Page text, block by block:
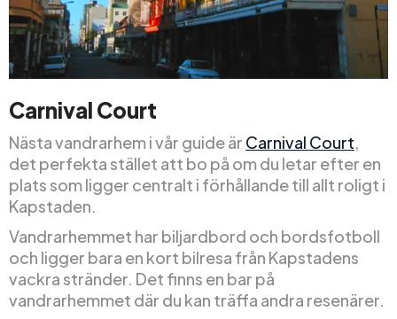
Carnival Court
Nästa vandrarhem i vår guide är Carnival Court,
det perfekta stället att bo på om du letar efter en
plats som ligger centralt i förhållande till allt roligt i
Kapstaden.
Vandrarhemmet har biljardbord och bordsfotboll
och ligger bara en kort bilresa från Kapstadens
vackra stränder. Det finns en bar på
vandrarhemmet där du kan träffa andra resenärer.